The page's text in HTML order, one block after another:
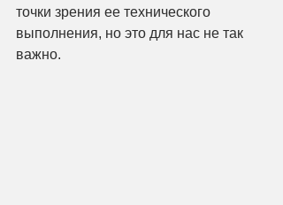
точки зрения ее технического
выполнения, но это для нас не так
важно.